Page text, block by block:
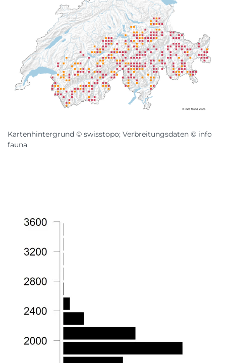
Kartenhintergrund © swisstopo; Verbreitungsdaten © info
fauna